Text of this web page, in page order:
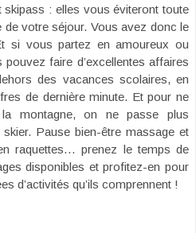
skipass : elles vous éviteront toute
de votre séjour. Vous avez donc le
si vous partez en amoureux ou
faire d’excellentes affaires
des vacances scolaires, en
de dernière minute. Et pour ne
montagne, on ne passe plus
Pause bien-être massage et
raquettes… prenez le temps de
disponibles et profitez-en pour
d’activités qu’ils comprennent !